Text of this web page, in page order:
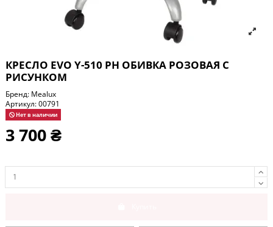
КРЕСЛО EVO Y-510 PH ОБИВКА РОЗОВАЯ С
РИСУНКОМ
Бренд: Mealux
Артикул:00791
Нет в наличии
3 700 ₴